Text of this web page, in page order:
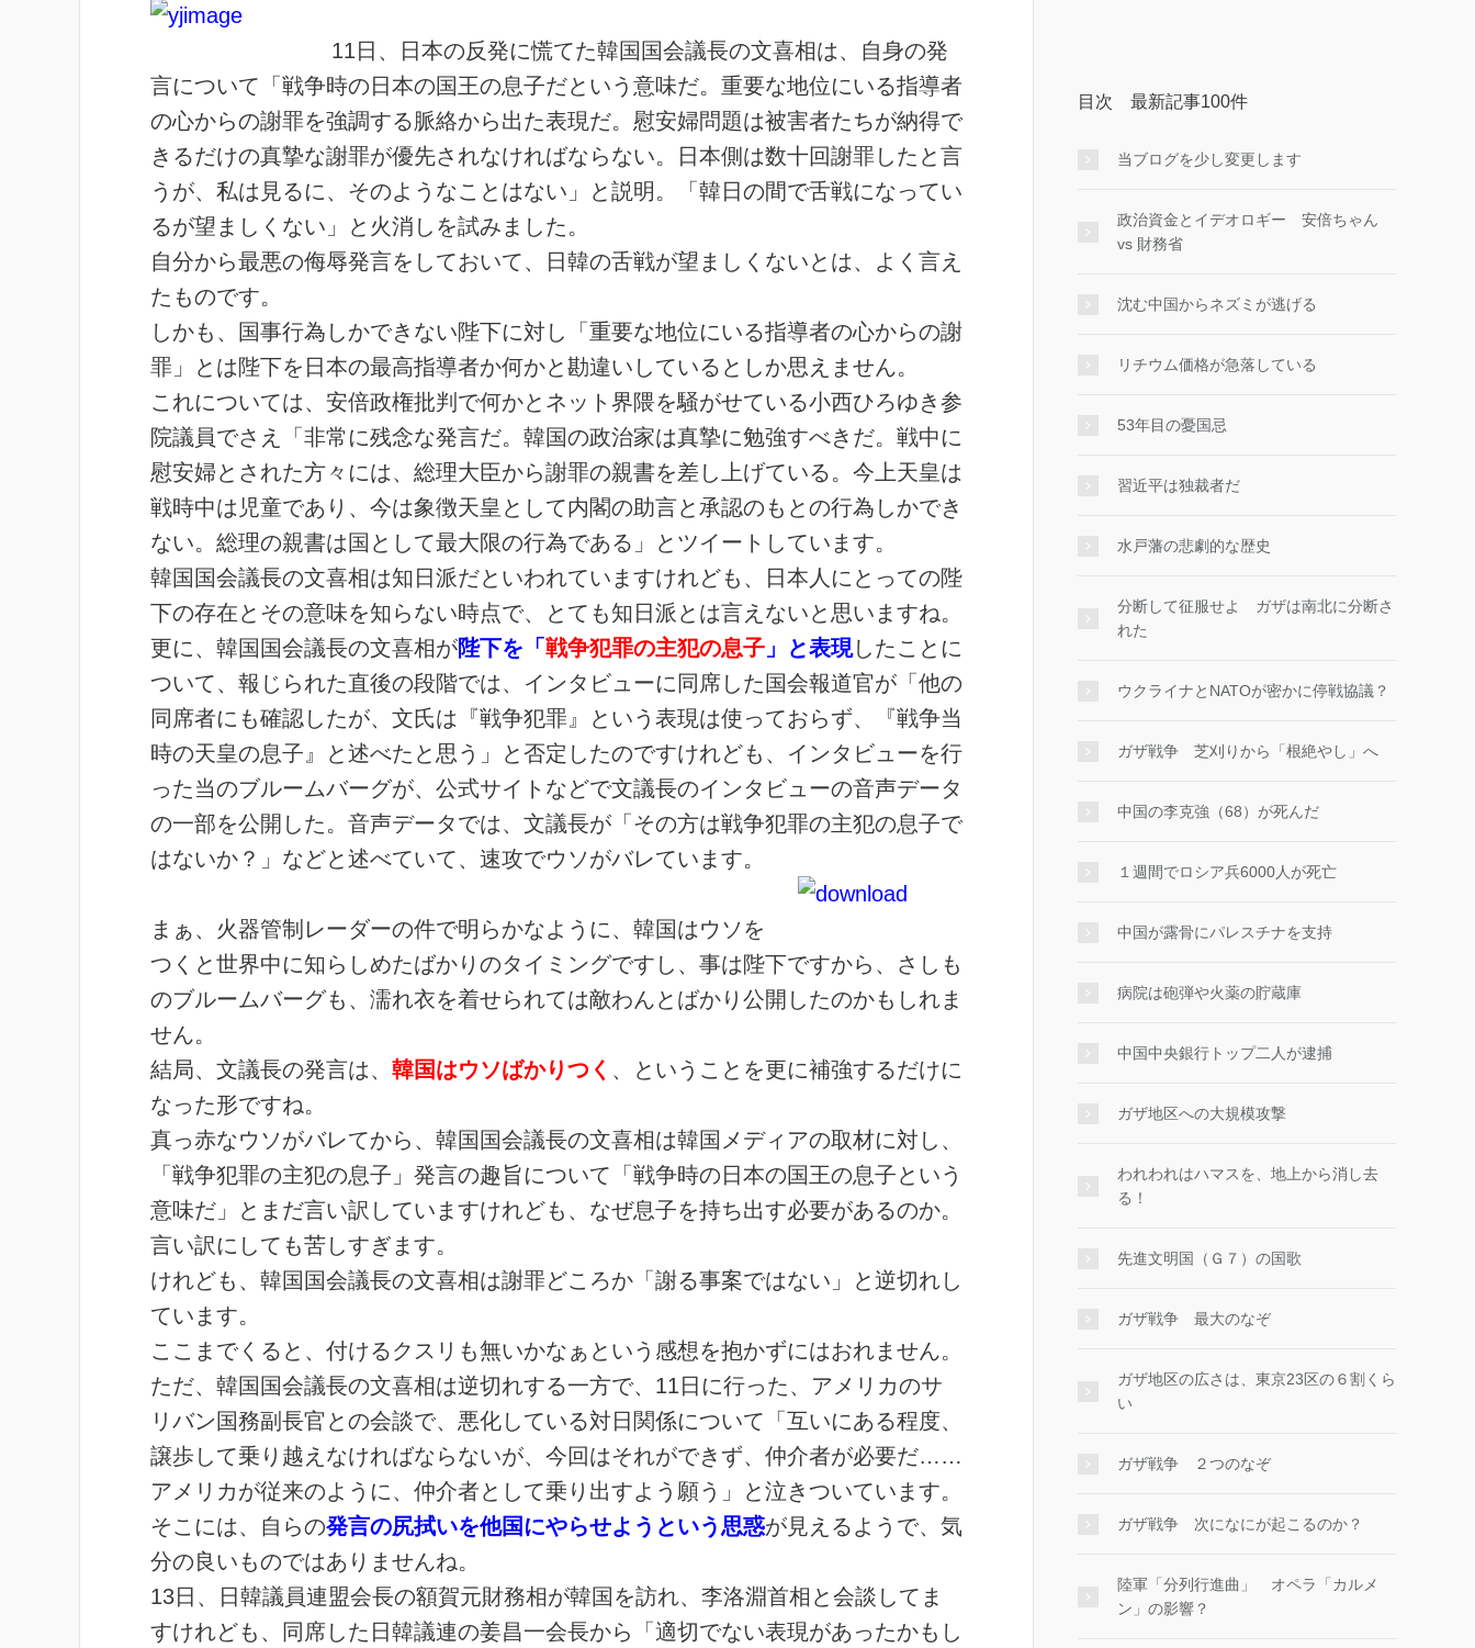
11日、日本の反発に慌てた韓国国会議長の文喜相は、自身の発
言について「戦争時の日本の国王の息子だという意味だ。重要な地位にいる指導者
の心からの謝罪を強調する脈絡から出た表現だ。慰安婦問題は被害者たちが納得で
きるだけの真摯な謝罪が優先されなければならない。日本側は数十回謝罪したと言
うが、私は見るに、そのようなことはない」と説明。「韓日の間で舌戦になってい
るが望ましくない」と火消しを試みました。
自分から最悪の侮辱発言をしておいて、日韓の舌戦が望ましくないとは、よく言え
たものです。
しかも、国事行為しかできない陛下に対し「重要な地位にいる指導者の心からの謝
罪」とは陛下を日本の最高指導者か何かと勘違いしているとしか思えません。
これについては、安倍政権批判で何かとネット界隈を騒がせている小西ひろゆき参
院議員でさえ「非常に残念な発言だ。韓国の政治家は真摯に勉強すべきだ。戦中に
慰安婦とされた方々には、総理大臣から謝罪の親書を差し上げている。今上天皇は
戦時中は児童であり、今は象徴天皇として内閣の助言と承認のもとの行為しかでき
ない。総理の親書は国として最大限の行為である」とツイートしています。
韓国国会議長の文喜相は知日派だといわれていますけれども、日本人にとっての陛
下の存在とその意味を知らない時点で、とても知日派とは言えないと思いますね。
更に、韓国国会議長の文喜相が陛下を「 戦争犯罪の主犯の息子 」と表現したことに
ついて、報じられた直後の段階では、インタビューに同席した国会報道官が「他の
同席者にも確認したが、文氏は『戦争犯罪』という表現は使っておらず、『戦争当
時の天皇の息子』と述べたと思う」と否定したのですけれども、インタビューを行
った当のブルームバーグが、公式サイトなどで文議長のインタビューの音声データ
の一部を公開した。音声データでは、文議長が「その方は戦争犯罪の主犯の息子で
はないか？」などと述べていて、速攻でウソがバレています。
まぁ、火器管制レーダーの件で明らかなように、韓国はウソを
つくと世界中に知らしめたばかりのタイミングですし、事は陛下ですから、さしも
のブルームバーグも、濡れ衣を着せられては敵わんとばかり公開したのかもしれま
せん。
結局、文議長の発言は、 韓国はウソばかりつく 、ということを更に補強するだけに
なった形ですね。
真っ赤なウソがバレてから、韓国国会議長の文喜相は韓国メディアの取材に対し、
「戦争犯罪の主犯の息子」発言の趣旨について「戦争時の日本の国王の息子という
意味だ」とまだ言い訳していますけれども、なぜ息子を持ち出す必要があるのか。
言い訳にしても苦しすぎます。
けれども、韓国国会議長の文喜相は謝罪どころか「謝る事案ではない」と逆切れし
ています。
ここまでくると、付けるクスリも無いかなぁという感想を抱かずにはおれません。
ただ、韓国国会議長の文喜相は逆切れする一方で、11日に行った、アメリカのサ
リバン国務副長官との会談で、悪化している対日関係について「互いにある程度、
譲歩して乗り越えなければならないが、今回はそれができず、仲介者が必要だ……
アメリカが従来のように、仲介者として乗り出すよう願う」と泣きついています。
そこには、自らの発言の尻拭いを他国にやらせようという思惑が見えるようで、気
分の良いものではありませんね。
13日、日韓議員連盟会長の額賀元財務相が韓国を訪れ、李洛淵首相と会談してま
すけれども、同席した日韓議連の姜昌一会長から「適切でない表現があったかもし
目次 最新記事100件
当ブログを少し変更します
政治資金とイデオロギー 安倍ちゃん
vs 財務省
沈む中国からネズミが逃げる
リチウム価格が急落している
53年目の憂国忌
習近平は独裁者だ
水戸藩の悲劇的な歴史
分断して征服せよ ガザは南北に分断さ
れた
ウクライナとNATOが密かに停戦協議？
ガザ戦争 芝刈りから「根絶やし」へ
中国の李克強（68）が死んだ
１週間でロシア兵6000人が死亡
中国が露骨にパレスチナを支持
病院は砲弾や火薬の貯蔵庫
中国中央銀行トップ二人が逮捕
ガザ地区への大規模攻撃
われわれはハマスを、地上から消し去
る！
先進文明国（Ｇ７）の国歌
ガザ戦争 最大のなぞ
ガザ地区の広さは、東京23区の６割くら
い
ガザ戦争 ２つのなぞ
ガザ戦争 次になにが起こるのか？
陸軍「分列行進曲」 オペラ「カルメ
ン」の影響？